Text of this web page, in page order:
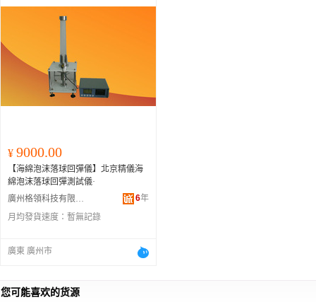
¥ 9000.00
【海綿泡沫落球回彈儀】北京精儀海
綿泡沫落球回彈測試儀·
廣州格領科技有限公司
6年
月均發貨速度： 暫無記錄
廣東 廣州市
您可能喜欢的货源